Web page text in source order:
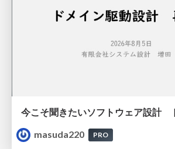
masuda220
PRO